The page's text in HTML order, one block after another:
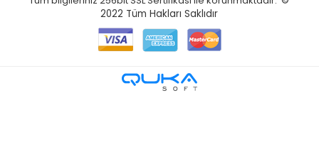
2022 Tüm Hakları Saklıdır